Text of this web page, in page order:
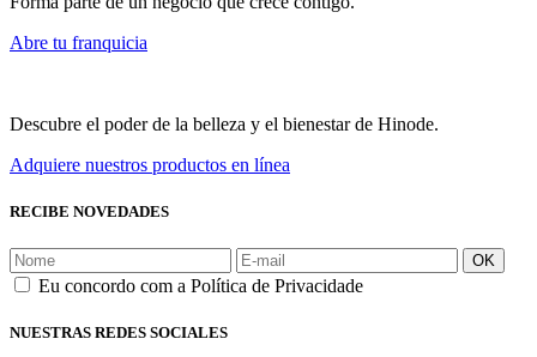
Abre tu franquicia
Descubre el poder de la belleza y el bienestar de Hinode.
Adquiere nuestros productos en línea
RECIBE NOVEDADES
OK
Eu concordo com a Política de Privacidade
NUESTRAS REDES SOCIALES